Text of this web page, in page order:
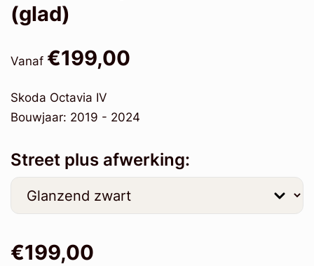
(glad)
Vanaf €199,00
Skoda Octavia IV
Bouwjaar: 2019 - 2024
Street plus afwerking:
€199,00